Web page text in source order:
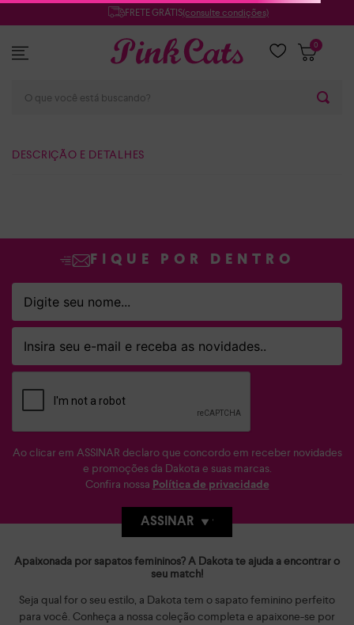
FRETE GRÁTIS(consulte condições)
0
DESCRIÇÃO E DETALHES
FIQUE POR DENTRO
Ao clicar em ASSINAR declaro que concordo em receber novidades
e promoções da Dakota e suas marcas.
Confira nossa Política de privacidade
ASSINAR
Apaixonada por sapatos femininos? A Dakota te ajuda a encontrar o
seu match!
Seja qual for o seu estilo, a Dakota tem o sapato feminino perfeito
para você. Conheça a nossa coleção completa e apaixone-se por